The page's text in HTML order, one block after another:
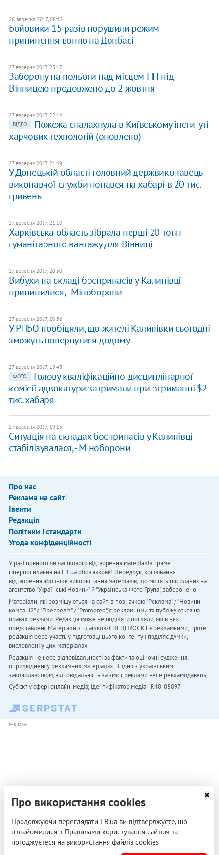
28 вересня 2017, 08:12
Бойовики 15 разів порушили режим
припинення вогню на Донбасі
27 вересня 2017, 23:17
Заборону на польоти над місцем НП під
Вінницею продовжено до 2 жовтня
27 вересня 2017, 22:14
ВІДЕО
Пожежа спалахнула в Київському інституті
харчових технологій (оновлено)
27 вересня 2017, 21:49
У Донецькій області головний держвиконавець
виконавчої служби попався на хабарі в 20 тис.
гривень
27 вересня 2017, 21:10
Харківська область зібрала перші 20 тонн
гуманітарного вантажу для Вінниці
27 вересня 2017, 20:50
Вибухи на складі боєприпасів у Калинівці
припинилися, - Міноборони
27 вересня 2017, 20:36
У РНБО пообіцяли, що жителі Калинівки сьогодні
зможуть повернутися додому
27 вересня 2017, 19:43
ФОТО
Голову кваліфікаційно-дисциплінарної
комісії адвокатури затримали при отриманні $2
тис. хабаря
27 вересня 2017, 19:15
Ситуація на складах боєприпасів у Калинівці
стабілізувалася, - Міноборони
Про нас
Реклама на сайті
Івенти
Редакція
Політики і стандарти
Угода конфіденційності
У разі повного чи часткового відтворення матеріалів пряме
гіперпосилання на LB.ua обов'язкове! Передрук, копіювання,
відтворення або інше використання матеріалів, що містять посилання на
агентство "Українськi Новини" й "Українська Фото Група", заборонено.
Матеріали, які розміщуються на сайті з позначкою "Реклама" / "Новини
компаній" / "Пресреліз" / "Promoted", є рекламними та публікуються на
правах реклами. Редакція може не поділяти погляди, які в них
представлені. Матеріали з плашкою СПЕЦПРОЄКТ є рекламними, проте
редакція бере участь у підготовці цього контенту і поділяє думки,
висловлені у цих матеріалах.
Редакція не несе відповідальності за факти та оціночні судження,
оприлюднені у рекламних матеріалах. Згідно з українським
законодавством, відповідальність за зміст реклами несе рекламодавець.
Cуб'єкт у сфері онлайн-медіа; ідентифікатор медіа - R40-05097
РЕКЛАМА
Про використання cookies
Продовжуючи переглядати LB.ua ви підтверджуєте, що
ознайомилися з Правилами користування сайтом та
погоджуєтеся на використання файлів cookies